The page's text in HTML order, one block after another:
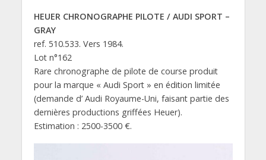
HEUER CHRONOGRAPHE PILOTE / AUDI SPORT –
GRAY
ref. 510.533. Vers 1984.
Lot n°162
Rare chronographe de pilote de course produit
pour la marque « Audi Sport » en édition limitée
(demande d’ Audi Royaume-Uni, faisant partie des
dernières productions griffées Heuer).
Estimation : 2500-3500 €.